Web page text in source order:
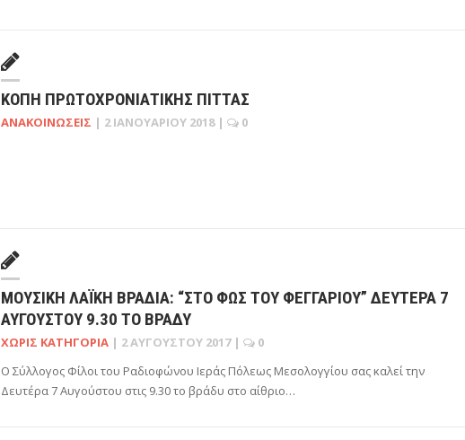
ΚΟΠΗ ΠΡΩΤΟΧΡΟΝΙΑΤΙΚΗΣ ΠΙΤΤΑΣ
ΑΝΑΚΟΙΝΏΣΕΙΣ | 2 ΙΑΝΟΥΑΡΊΟΥ 2018 | 0
ΜΟΥΣΙΚΉ ΛΑΪΚΉ ΒΡΑΔΙΆ: “ΣΤΟ ΦΩΣ ΤΟΥ ΦΕΓΓΑΡΙΟΎ” ΔΕΥΤΕΡΑ 7
ΑΥΓΟΥΣΤΟΥ 9.30 ΤΟ ΒΡΆΔΥ
ΧΩΡΊΣ ΚΑΤΗΓΟΡΊΑ | 2 ΑΥΓΟΎΣΤΟΥ 2017 |
0
Ο Σύλλογος Φίλοι του Ραδιοφώνου Ιεράς Πόλεως Μεσολογγίου σας καλεί την
Δευτέρα 7 Αυγούστου στις 9.30 το βράδυ στο αίθριο…